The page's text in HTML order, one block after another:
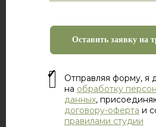
Отправляя форму, я
на обработку
данных,
договору-оферта и
правилами студии